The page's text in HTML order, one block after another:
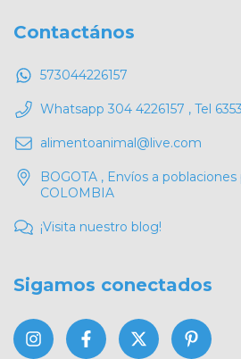
Contactános
573044226157
Whatsapp 304 4226157 , Tel
alimentoanimal@live.com
BOGOTA , Envíos a
COLOMBIA
¡Visita nuestro blog!
Sigamos conectados